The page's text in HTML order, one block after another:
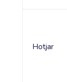
Hotjar